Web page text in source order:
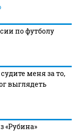
по футболу
меня за то,
выглядеть
«Рубина»